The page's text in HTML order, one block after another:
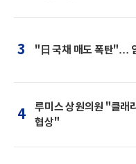
3 "日 국채 매도 폭탄"…
4
루미스 상원의원 "클래
협상"